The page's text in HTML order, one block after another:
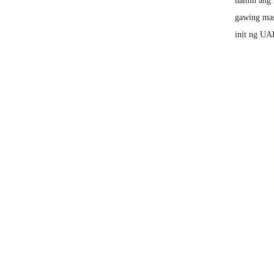
gawing
init ng